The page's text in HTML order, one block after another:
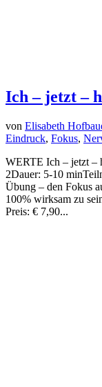
Ich – jetzt –
von Elisabeth
Eindruck, Fokus,
WERTE Ich – jetzt –
2Dauer: 5-10
Übung – den Fokus
100% wirksam zu
Preis: € 7,90...